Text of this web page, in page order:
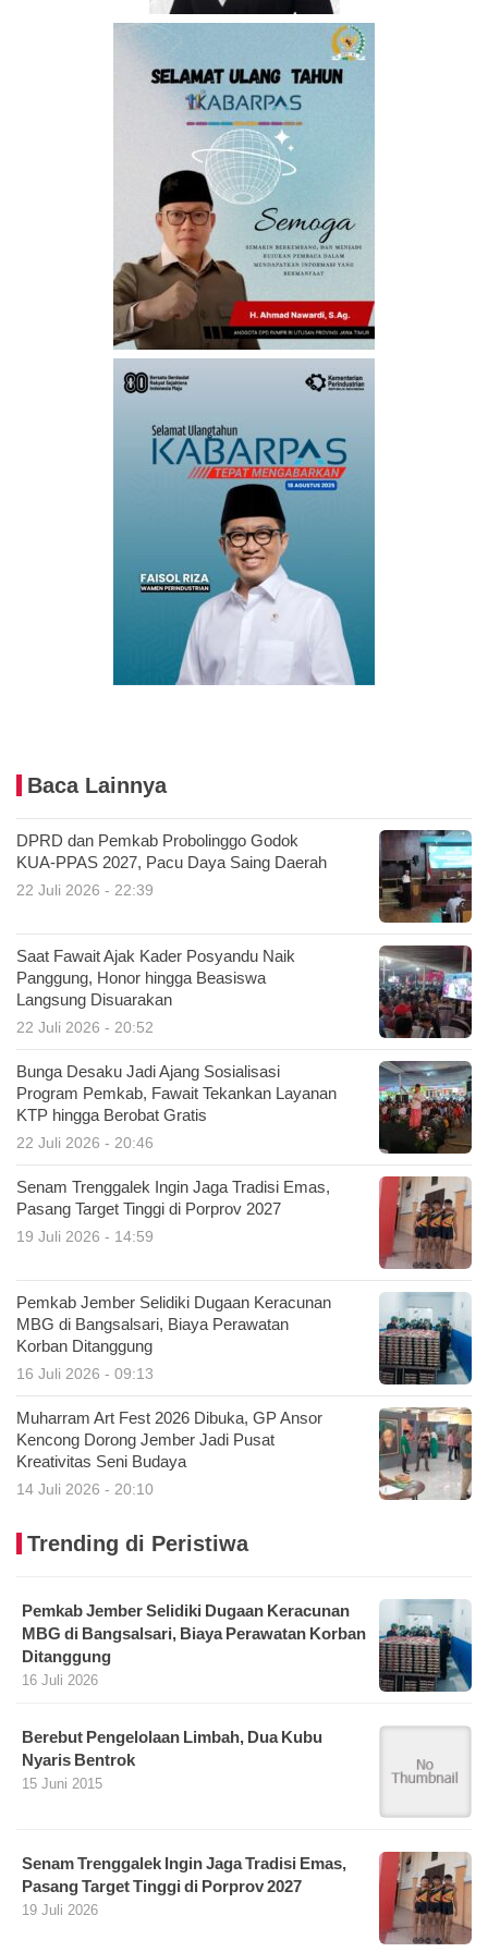
Baca Lainnya
DPRD dan Pemkab Probolinggo Godok
KUA-PPAS 2027, Pacu Daya Saing Daerah
22 Juli 2026 - 22:39
Saat Fawait Ajak Kader Posyandu Naik
Panggung, Honor hingga Beasiswa
Langsung Disuarakan
22 Juli 2026 - 20:52
Bunga Desaku Jadi Ajang Sosialisasi
Program Pemkab, Fawait Tekankan Layanan
KTP hingga Berobat Gratis
22 Juli 2026 - 20:46
Senam Trenggalek Ingin Jaga Tradisi Emas,
Pasang Target Tinggi di Porprov 2027
19 Juli 2026 - 14:59
Pemkab Jember Selidiki Dugaan Keracunan
MBG di Bangsalsari, Biaya Perawatan
Korban Ditanggung
16 Juli 2026 - 09:13
Muharram Art Fest 2026 Dibuka, GP Ansor
Kencong Dorong Jember Jadi Pusat
Kreativitas Seni Budaya
14 Juli 2026 - 20:10
Trending di Peristiwa
Pemkab Jember Selidiki Dugaan Keracunan
MBG di Bangsalsari, Biaya Perawatan Korban
Ditanggung
16 Juli 2026
Berebut Pengelolaan Limbah, Dua Kubu
Nyaris Bentrok
15 Juni 2015
Senam Trenggalek Ingin Jaga Tradisi Emas,
Pasang Target Tinggi di Porprov 2027
19 Juli 2026